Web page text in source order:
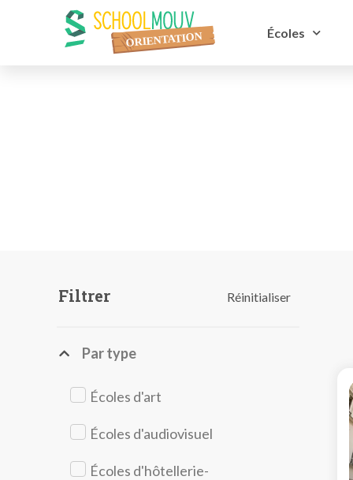
Écoles
Filtrer Réinitialiser
Par type
Écoles d'art
Écoles d'audiovisuel
Écoles d'hôtellerie-